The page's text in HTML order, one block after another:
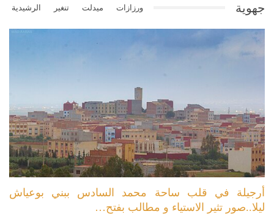
جهوية الرشيدية تنغير ميدلت ورزازات
أرجيلة في قلب ساحة محمد السادس ببني بوعياش
ليلا..صور تثير الاستياء و مطالب بفتح…